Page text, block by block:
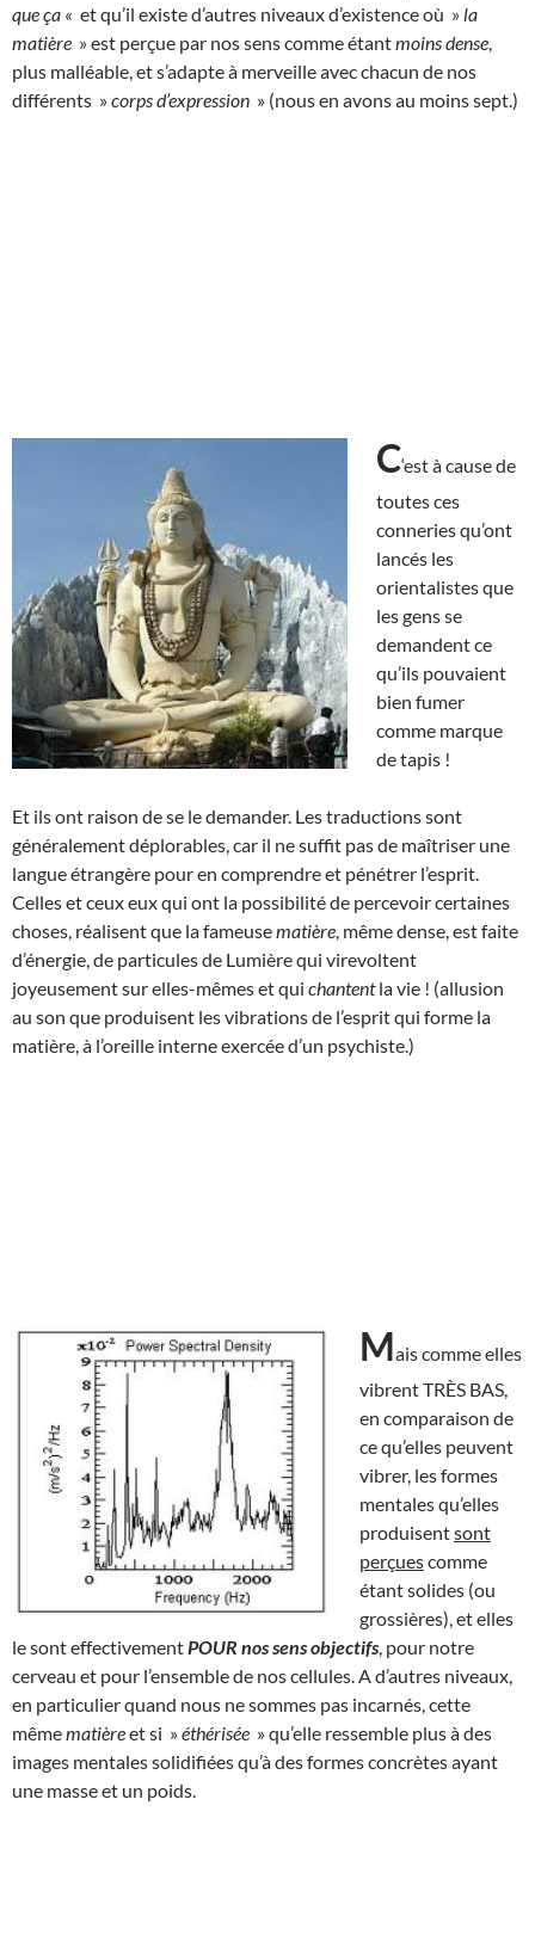
que ça « et qu’il existe d’autres niveaux d’existence où » la
matière » est perçue par nos sens comme étantmoins dense
plus malléable, et s’adapte à merveille avec chacun de nos
différents »corps d’expression » (nous en avons au moins sept.)
C‘est à cause de
toutes ces
conneries qu’ont
lancés les
orientalistes que
les gens se
demandent ce
qu’ils pouvaient
bien fumer
comme marque
de tapis !
Et ils ont raison de se le demander. Les traductions sont
généralement déplorables, car il ne suffit pas de maîtriser une
langue étrangère pour en comprendre et pénétrer l’esprit.
Celles et ceux eux qui ont la possibilité de percevoir certaines
choses, réalisent que la fameusematière , même dense, est faite
d’énergie, de particules de Lumière qui virevoltent
joyeusement sur elles-mêmes et qui chantentla vie ! (allusion
au son que produisent les vibrations de l’esprit qui forme la
matière, à l’oreille interne exercée d’un psychiste.)
Mais comme elles
vibrent TRÈS BAS,
en comparaison de
ce qu’elles peuvent
vibrer, les formes
mentales qu’elles
produisentsont
perçuescomme
étant solides (ou
grossières), et elles
le sont effectivement POUR nos sens objectifs , pour notre
cerveau et pour l’ensemble de nos cellules. A d’autres niveaux,
en particulier quand nous ne sommes pas incarnés, cette
mêmematièreet si »éthérisée » qu’elle ressemble plus à des
images mentales solidifiées qu’à des formes concrètes ayant
une masse et un poids.